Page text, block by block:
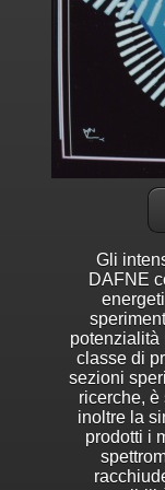
Gli
DAFNE
potenzialità
classe di
sezioni
ricerche,
inoltre la
prodotti i